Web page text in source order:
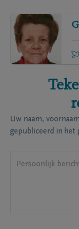
Uw naam,
gepubliceerd in het